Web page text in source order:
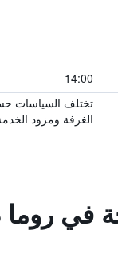
14:00
تختلف السياسات
الغرفة ومزود
في